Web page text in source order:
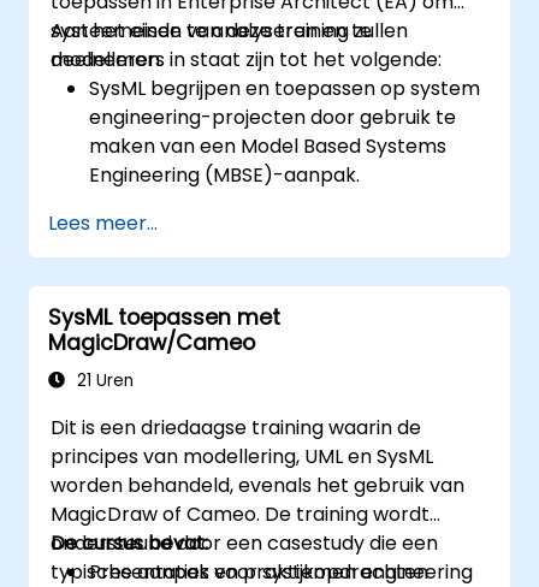
systeemeisen te analyseren en te
modelleren.
Aan het einde van deze training zullen
deelnemers in staat zijn tot het volgende:
SysML begrijpen en toepassen op system
engineering-projecten door gebruik te
maken van een Model Based Systems
Engineering (MBSE)-aanpak.
use case-modellen.
Het ontwerp en de analyse van
systeemarchitectuur uitvoeren.
Lees meer...
SysML toepassen met
MagicDraw/Cameo
21 Uren
Dit is een driedaagse training waarin de
principes van modellering, UML en SysML
worden behandeld, evenals het gebruik van
MagicDraw of Cameo. De training wordt
ondersteund door een casestudy die een
typische aanpak voor systemen engineering
De cursus bevat:
Presentaties en praktijkopdrachten